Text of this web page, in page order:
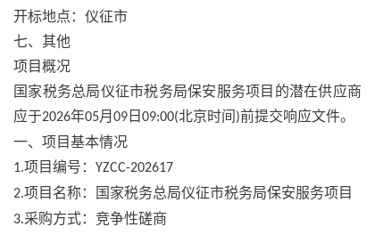
开标地点：仪征市
七、其他
项目概况
国家税务总局仪征市税务局保安服务项目的潜在供应商
应于2026年05月 09 日 09:00(北京时间 )前提交响应文件。
一、项目基本情况
1.项目编号： YZCC-202617
2.项目名称：国家税务总局仪征市税务局保安服务项目
3.采购方式：竞争性磋商